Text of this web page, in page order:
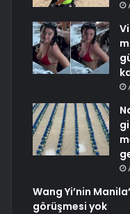
Wang Yi’nin
görüşmesi yok